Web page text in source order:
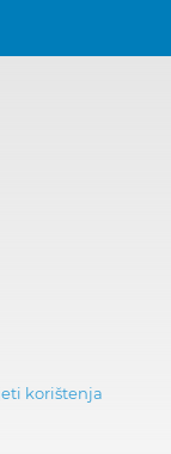
korištenja